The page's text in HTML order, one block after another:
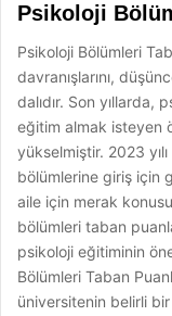
Psikoloji
Psikoloji Bölümleri
davranışlarını,
dalıdır. Son yıllarda,
eğitim almak isteyen
yükselmiştir. 2023
bölümlerine giriş için
aile için merak
bölümleri taban
psikoloji eğitiminin
Bölümleri Taban
üniversitenin belirli